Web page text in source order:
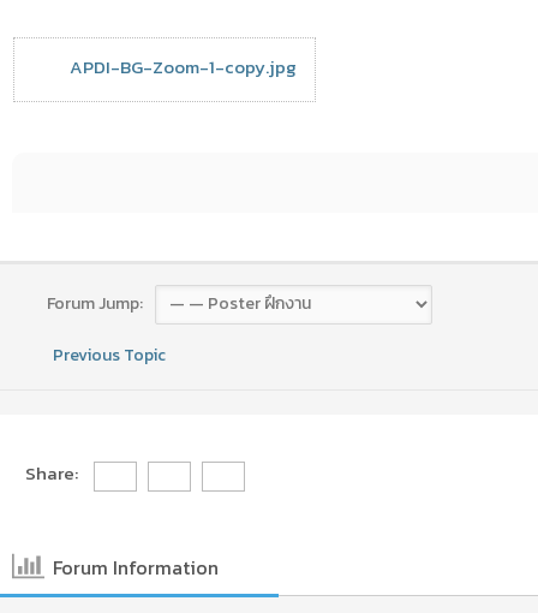
APDI-BG-Zoom-1-copy.jpg
Forum Jump:
Previous Topic
Share:
Forum Information